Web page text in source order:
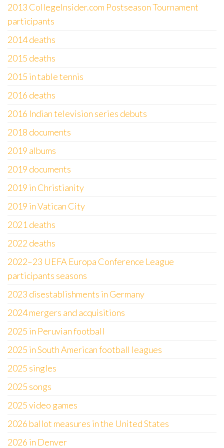
2013 CollegeInsider.com Postseason Tournament
participants
2014 deaths
2015 deaths
2015 in table tennis
2016 deaths
2016 Indian television series debuts
2018 documents
2019 albums
2019 documents
2019 in Christianity
2019 in Vatican City
2021 deaths
2022 deaths
2022–23 UEFA Europa Conference League
participants seasons
2023 disestablishments in Germany
2024 mergers and acquisitions
2025 in Peruvian football
2025 in South American football leagues
2025 singles
2025 songs
2025 video games
2026 ballot measures in the United States
2026 in Denver